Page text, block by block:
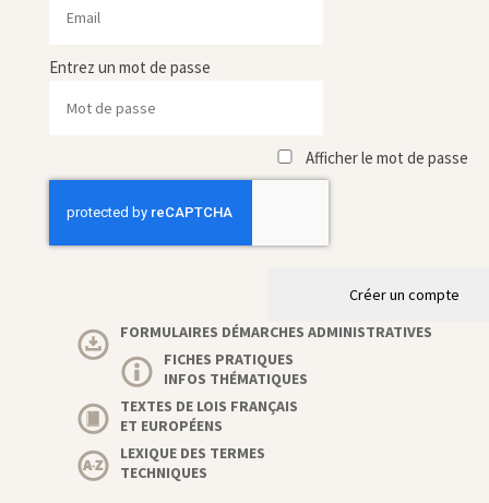
Entrez un mot de passe
Afficher le mot de passe
Créer un compte
FORMULAIRES DÉMARCHES ADMINISTRATIVES
FICHES PRATIQUES
INFOS THÉMATIQUES
TEXTES DE LOIS FRANÇAIS
ET EUROPÉENS
LEXIQUE DES TERMES
TECHNIQUES